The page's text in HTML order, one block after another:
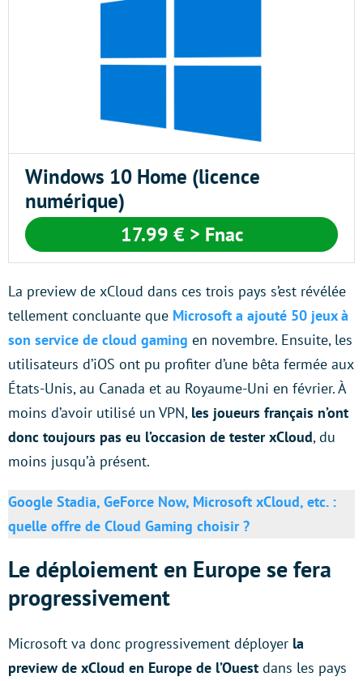
Windows 10 Home (licence
numérique)
17.99 € > Fnac
La preview de xCloud dans ces trois pays s’est révélée
tellement concluante que Microsoft a ajouté 50 jeux à
son service de cloud gaming en novembre. Ensuite, les
utilisateurs d’iOS ont pu profiter d’une bêta fermée aux
États-Unis, au Canada et au Royaume-Uni en février. À
moins d’avoir utilisé un VPN, les joueurs français n’ont
donc toujours pas eu l’occasion de tester xCloud, du
moins jusqu’à présent.
Google Stadia, GeForce Now, Microsoft xCloud, etc. :
quelle offre de Cloud Gaming choisir ?
Le déploiement en Europe se fera
progressivement
Microsoft va donc progressivement déployer la
preview de xCloud en Europe de l’Ouest dans les pays